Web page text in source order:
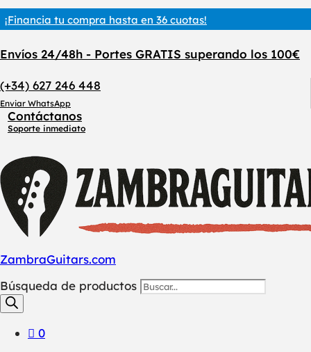
¡Financia tu compra hasta en 36 cuotas!
Envíos 24/48h - Portes GRATIS superando los 100€
(+34) 627 246 448
Enviar WhatsApp
Contáctanos
Soporte inmediato
ZambraGuitars.com
Búsqueda de productos
0